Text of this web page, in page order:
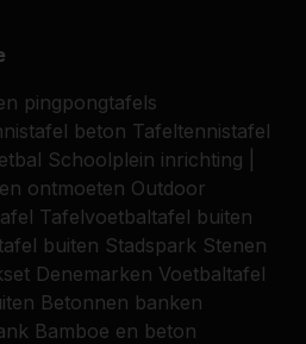
pingpongtafels
beton Tafeltennistafel
Schoolplein inrichting |
ontmoeten Outdoor
Tafelvoetbaltafel buiten
buiten Stadspark Stenen
Denemarken Voetbaltafel
Betonnen banken
Bamboe en beton